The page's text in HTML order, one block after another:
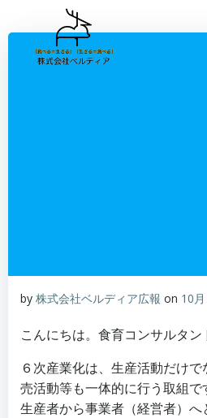
ン
by 株式会社ベルディア広報 on 10
こんにちは。食育コンサルタン
６次産業化は、生産活動だけ
売活動等も一体的に行う取組で
生産者から事業者（経営者）